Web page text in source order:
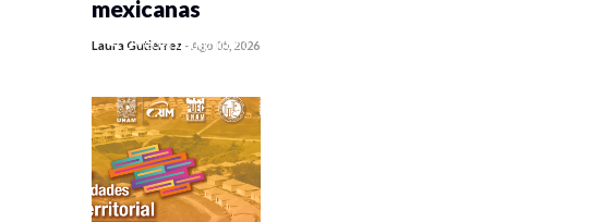
0 veces compartido
mexicanas
Laura Gutiérrez -Ago 05, 2026